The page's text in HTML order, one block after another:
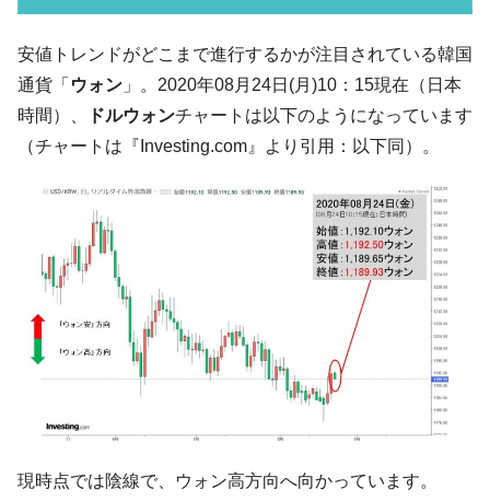
『Money1』
『韓国銀行』が「金の保有量を増やしま
す」⇒「金を経由するドル入手」手段ではないのか？
『Money1』
韓国･外為取引量「1日当たり1,214.4億ド
『Money1』
韓国･帰ってきた李在明。李在明を支持しな
い「50.5％」に上昇
『Money1』
韓国大統領府ボンクラ政策室長が告発され
た ⇒ 国家が行った恐るべき株価操作であり、空前の国政壟
『Money1』
韓国･警察職員が「丸刈りになって抗議活
動」
『Money1』
中国だけが鉄鋼輸出を異常増加させる ⇒ 中
国の過剰生産が世界を蝕む。
韓国製造業「半導体絶好調」のウラで他業
種は全般的「不調」⇒ PSIが示す現況は決して良くない。
ン』1人当たり賠償10万ウォンを認定 ⇒ 総額3兆7,000億
安値トレンドがどこまで進行するかが注目されている韓国
通貨「 ウォン 」。2020年08月24日(月)10：15現在（日本
時間）、
ドルウォンチャートは以下のようになっています
（チャートは『Investing.com』より引用：以下同）。
現時点では陰線で、ウォン高方向へ向かっています。